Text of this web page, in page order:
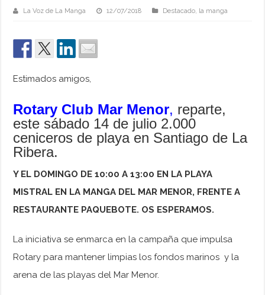
La Voz de La Manga 12/07/2018 Destacado, la manga
Estimados amigos,
Rotary Club Mar Menor, reparte,
este sábado 14 de julio 2.000
ceniceros de playa en Santiago de La
Ribera.
Y EL DOMINGO DE 10:00 A 13:00 EN LA PLAYA
MISTRAL EN LA MANGA DEL MAR MENOR, FRENTE A
RESTAURANTE PAQUEBOTE. OS ESPERAMOS.
La iniciativa se enmarca en la campaña que impulsa
Rotary para mantener limpias los fondos marinos y la
arena de las playas del Mar Menor.